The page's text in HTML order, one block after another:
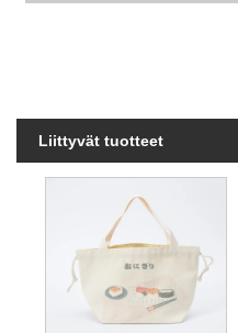
Liittyvät tuotteet